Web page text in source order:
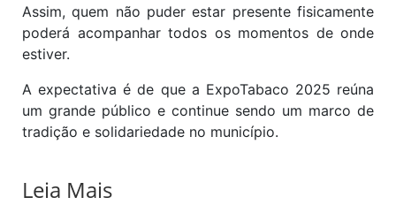
Assim, quem não puder estar presente fisicamente
poderá acompanhar todos os momentos de onde
estiver.
A expectativa é de que a ExpoTabaco 2025 reúna
um grande público e continue sendo um marco de
tradição e solidariedade no município.
Leia Mais